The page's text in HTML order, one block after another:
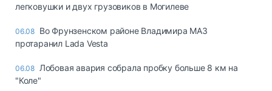
легковушки и двух грузовиков в Могилеве
06.08 Во Фрунзенском районе Владимира МАЗ
протаранил Lada Vesta
06.08 Лобовая авария собрала пробку больше 8 км на
"Коле"